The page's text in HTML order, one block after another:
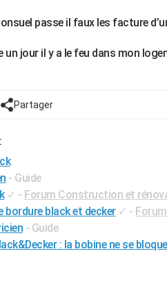
passe il faux les facture
un jour il y a le feu dans mon
Partager
- Guide
✓ - Forum Construction et
bordure black et decker ✓ -
- Guide
: la bobine ne se